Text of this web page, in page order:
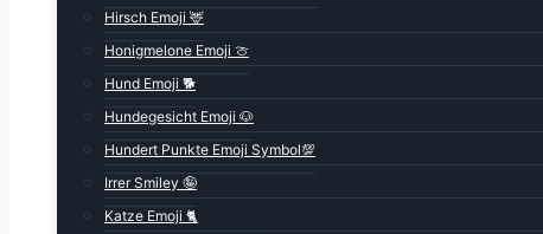
Hirsch Emoji 🦌
Honigmelone Emoji 🍈
Hund Emoji 🐕
Hundegesicht Emoji 🐶
Hundert Punkte Emoji Symbol💯
Irrer Smiley 🤪
Katze Emoji 🐈